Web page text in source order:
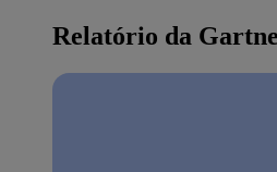
Relatório da